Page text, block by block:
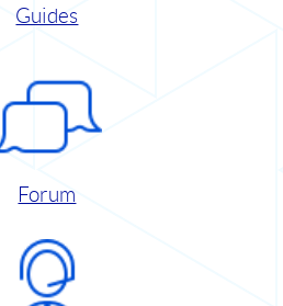
Guides
Forum